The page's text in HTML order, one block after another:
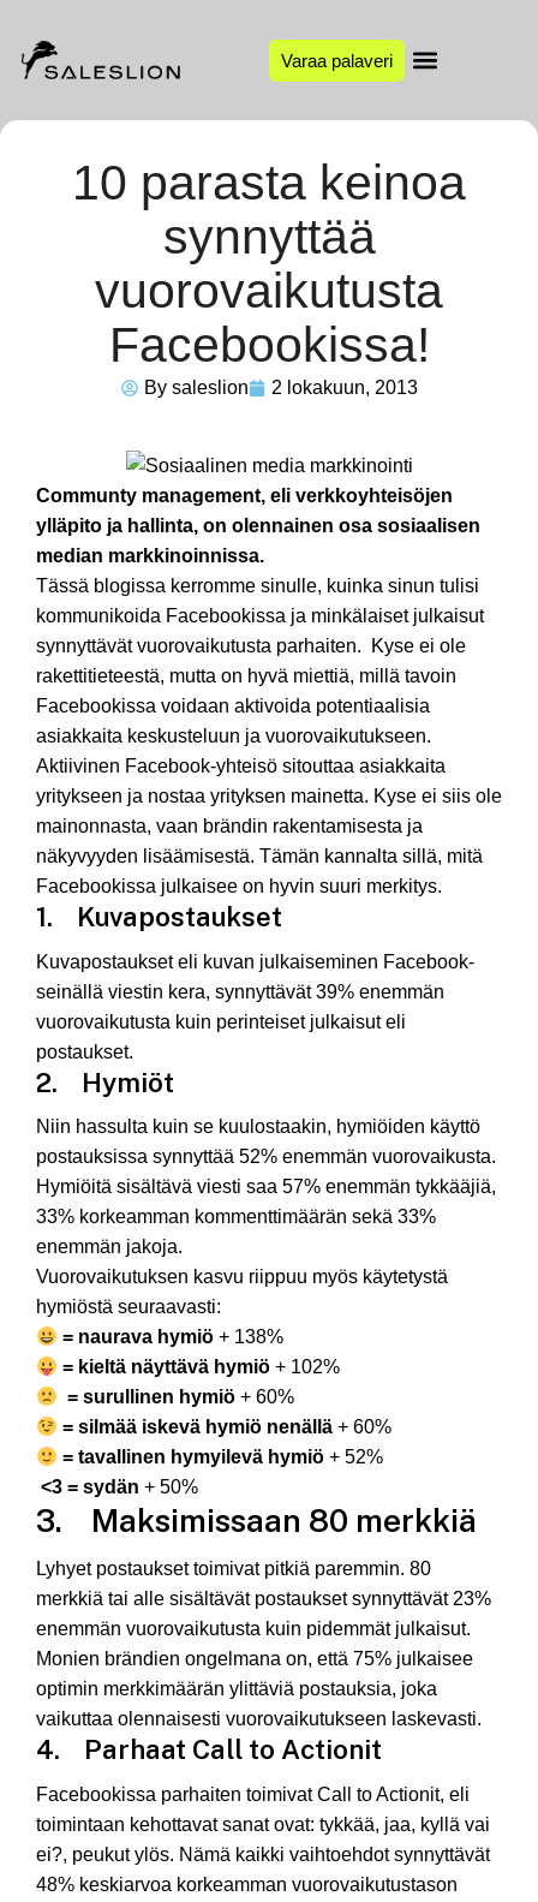
Varaa palaveri
10 parasta keinoa
synnyttää
vuorovaikutusta
Facebookissa!
Bysaleslion 2 lokakuun, 2013
Communty management, eli verkkoyhteisöjen
ylläpito ja hallinta, on olennainen osa sosiaalisen
median markkinoinnissa.
Tässä blogissa kerromme sinulle, kuinka sinun tulisi
kommunikoida Facebookissa ja minkälaiset julkaisut
synnyttävät vuorovaikutusta parhaiten. Kyse ei ole
rakettitieteestä, mutta on hyvä miettiä, millä tavoin
Facebookissa voidaan aktivoida potentiaalisia
asiakkaita keskusteluun ja vuorovaikutukseen.
Aktiivinen Facebook-yhteisö sitouttaa asiakkaita
yritykseen ja nostaa yrityksen mainetta. Kyse ei siis ole
mainonnasta, vaan brändin rakentamisesta ja
näkyvyyden lisäämisestä. Tämän kannalta sillä, mitä
Facebookissa julkaisee on hyvin suuri merkitys.
1. Kuvapostaukset
Kuvapostaukset eli kuvan julkaiseminen Facebook-
seinällä viestin kera, synnyttävät 39% enemmän
vuorovaikutusta kuin perinteiset julkaisut eli
postaukset.
2. Hymiöt
Niin hassulta kuin se kuulostaakin, hymiöiden käyttö
postauksissa synnyttää 52% enemmän vuorovaikusta.
Hymiöitä sisältävä viesti saa 57% enemmän tykkääjiä,
33% korkeamman kommenttimäärän sekä 33%
enemmän jakoja.
Vuorovaikutuksen kasvu riippuu myös käytetystä
hymiöstä seuraavasti:
= naurava hymiö+ 138%
= kieltä näyttävä hymiö+ 102%
= surullinen hymiö+ 60%
= silmää iskevä hymiö nenällä+ 60%
= tavallinen hymyilevä hymiö+ 52%
<3 = sydän + 50%
3. Maksimissaan 80 merkkiä
Lyhyet postaukset toimivat pitkiä paremmin. 80
merkkiä tai alle sisältävät postaukset synnyttävät 23%
enemmän vuorovaikutusta kuin pidemmät julkaisut.
Monien brändien ongelmana on, että 75% julkaisee
optimin merkkimäärän ylittäviä postauksia, joka
vaikuttaa olennaisesti vuorovaikutukseen laskevasti.
4. Parhaat Call to Actionit
Facebookissa parhaiten toimivat Call to Actionit, eli
toimintaan kehottavat sanat ovat: tykkää, jaa, kyllä vai
ei?, peukut ylös. Nämä kaikki vaihtoehdot synnyttävät
48% keskiarvoa korkeamman vuorovaikutustason